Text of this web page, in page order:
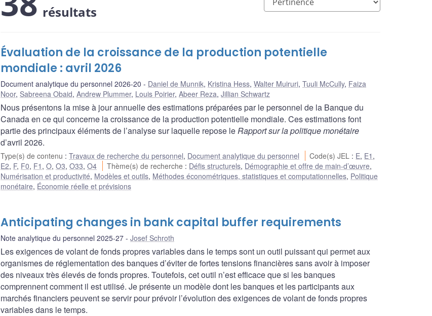
résultats
Évaluation de la croissance de la production potentielle
mondiale : avril 2026
Document analytique du personnel 2026-20 Daniel de Munnik, Kristina Hess, Walter Muiruri, Tuuli McCully, Faiza
Noor, Sabreena Obaid, Andrew Plummer, Louis Poirier, Abeer Reza, Jillian Schwartz
Nous présentons la mise à jour annuelle des estimations préparées par le personnel de la Banque du
Canada en ce qui concerne la croissance de la production potentielle mondiale. Ces estimations font
partie des principaux éléments de l’analyse sur laquelle repose leRapport sur la politique monétaire
d’avril 2026.
Type(s) de contenu : Travaux de recherche du personnel, Document analytique du personnel Code(s) JEL : E, E1 ,
E2, F, F0, F1 , O, O3, O33, O4 Thème(s) de recherche : Défis structurels, Démographie et offre de main-d’œuvre,
Numérisation et productivité, Modèles et outils, Méthodes économétriques, statistiques et computationnelles, Politique
monétaire, Économie réelle et prévisions
Anticipating changes in bank capital buffer requirements
Note analytique du personnel 2025-27 Josef Schroth
Les exigences de volant de fonds propres variables dans le temps sont un outil puissant qui permet aux
organismes de réglementation des banques d’éviter de fortes tensions financières sans avoir à imposer
des niveaux très élevés de fonds propres. Toutefois, cet outil n’est efficace que si les banques
comprennent comment il est utilisé. Je présente un modèle dont les banques et les participants aux
marchés financiers peuvent se servir pour prévoir l’évolution des exigences de volant de fonds propres
variables dans le temps.